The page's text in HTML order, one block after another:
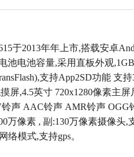
于2013年年上市,搭载安卓
池电池容量,采用直板外观
支持App2SD功能 支
屏,4.5英寸 720x1280像素主
声 AAC铃声 AMR铃声 OGG
万像素 , 副:130万像素摄像头,
络模式,支持gps。